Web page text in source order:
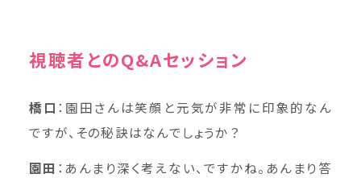
視聴者とのQ&Aセッション
橋口 ：園田さんは笑顔と元気が非常に印象的なん
ですが、その秘訣はなんでしょうか？
園田 ：あんまり深く考えない、ですかね。あんまり答